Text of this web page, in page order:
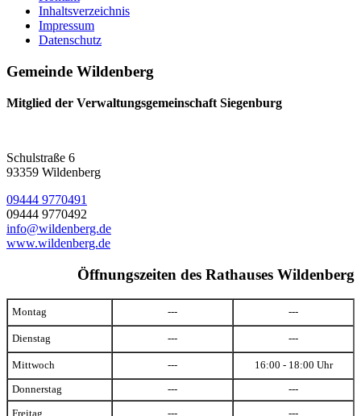
Inhaltsverzeichnis
Impressum
Datenschutz
Gemeinde Wildenberg
Mitglied der Verwaltungsgemeinschaft Siegenburg
Schulstraße 6
93359 Wildenberg
09444 9770491
09444 9770492
info@wildenberg.de
www.wildenberg.de
Öffnungszeiten des Rathauses Wildenberg
Montag --- ---
Dienstag --- ---
Mittwoch --- 16:00 - 18:00 Uhr
Donnerstag --- ---